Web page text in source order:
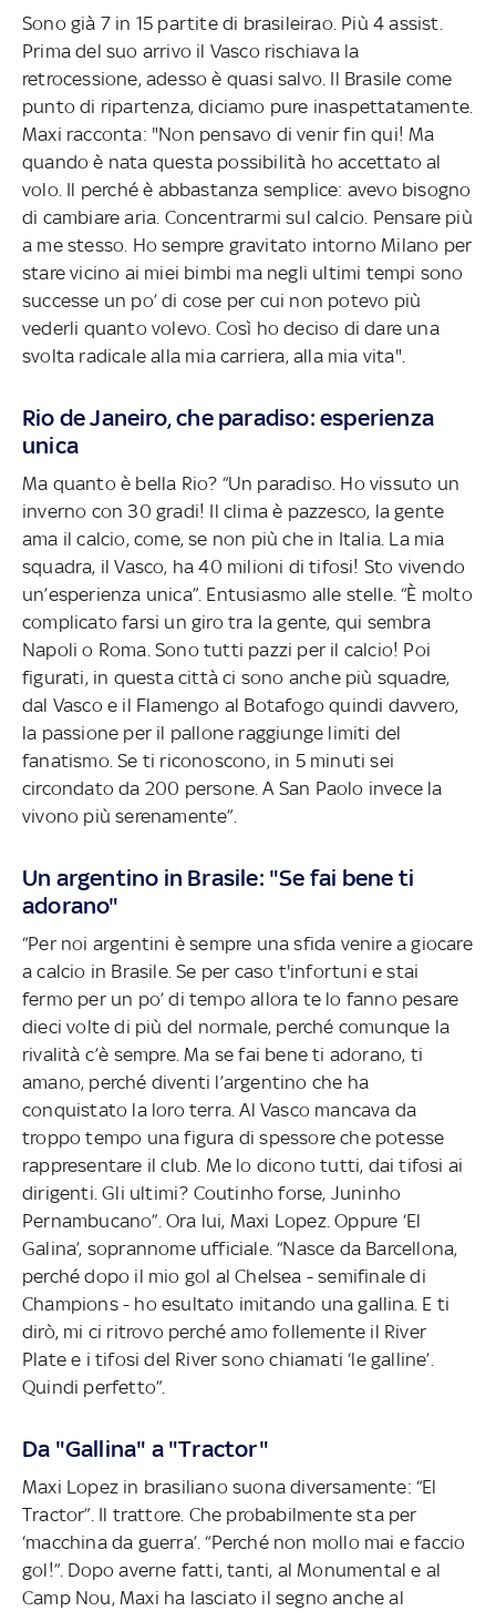
Sono già 7 in 15 partite di brasileirao. Più 4 assist.
Prima del suo arrivo il Vasco rischiava la
retrocessione, adesso è quasi salvo. Il Brasile come
punto di ripartenza, diciamo pure inaspettatamente.
Maxi racconta: "Non pensavo di venir fin qui! Ma
quando è nata questa possibilità ho accettato al
volo. Il perché è abbastanza semplice: avevo bisogno
di cambiare aria. Concentrarmi sul calcio. Pensare più
a me stesso. Ho sempre gravitato intorno Milano per
stare vicino ai miei bimbi ma negli ultimi tempi sono
successe un po’ di cose per cui non potevo più
vederli quanto volevo. Così ho deciso di dare una
svolta radicale alla mia carriera, alla mia vita".
Rio de Janeiro, che paradiso: esperienza
unica
Ma quanto è bella Rio? “Un paradiso. Ho vissuto un
inverno con 30 gradi! Il clima è pazzesco, la gente
ama il calcio, come, se non più che in Italia. La mia
squadra, il Vasco, ha 40 milioni di tifosi! Sto vivendo
un’esperienza unica”. Entusiasmo alle stelle. “È molto
complicato farsi un giro tra la gente, qui sembra
Napoli o Roma. Sono tutti pazzi per il calcio! Poi
figurati, in questa città ci sono anche più squadre,
dal Vasco e il Flamengo al Botafogo quindi davvero,
la passione per il pallone raggiunge limiti del
fanatismo. Se ti riconoscono, in 5 minuti sei
circondato da 200 persone. A San Paolo invece la
vivono più serenamente”.
Un argentino in Brasile: "Se fai bene ti
adorano"
“Per noi argentini è sempre una sfida venire a giocare
a calcio in Brasile. Se per caso t'infortuni e stai
fermo per un po’ di tempo allora te lo fanno pesare
dieci volte di più del normale, perché comunque la
rivalità c’è sempre. Ma se fai bene ti adorano, ti
amano, perché diventi l’argentino che ha
conquistato la loro terra. Al Vasco mancava da
troppo tempo una figura di spessore che potesse
rappresentare il club. Me lo dicono tutti, dai tifosi ai
dirigenti. Gli ultimi? Coutinho forse, Juninho
Pernambucano”. Ora lui, Maxi Lopez. Oppure ‘El
Galina’, soprannome ufficiale. “Nasce da Barcellona,
perché dopo il mio gol al Chelsea - semifinale di
Champions - ho esultato imitando una gallina. E ti
dirò, mi ci ritrovo perché amo follemente il River
Plate e i tifosi del River sono chiamati ‘le galline’.
Quindi perfetto”.
Da "Gallina" a "Tractor"
Maxi Lopez in brasiliano suona diversamente: “El
Tractor”. Il trattore. Che probabilmente sta per
‘macchina da guerra’. “Perché non mollo mai e faccio
gol!”. Dopo averne fatti, tanti, al Monumental e al
Camp Nou, Maxi ha lasciato il segno anche al